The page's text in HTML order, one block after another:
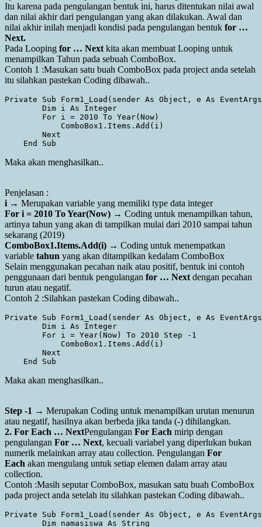
Itu karena pada pengulangan bentuk ini, harus ditentukan nilai awal
dan nilai akhir dari pengulangan yang akan dilakukan. Awal dan
nilai akhir inilah menjadi kondisi pada pengulangan bentuk for …
Next.
Pada Looping for … Next kita akan membuat Looping untuk
menampilkan Tahun pada sebuah ComboBox.
Contoh 1 :Masukan satu buah ComboBox pada project anda setelah
itu silahkan pastekan Coding dibawah..
Private Sub Form1_Load(sender As Object, e As
        Dim i As Integer
        For i = 2010 To Year(Now)
            ComboBox1.Items.Add(i)
        Next
Maka akan menghasilkan..
Penjelasan :
i → Merupakan variable yang memiliki type data integer
For i = 2010 To Year(Now) → Coding untuk menampilkan tahun,
artinya tahun yang akan di tampilkan mulai dari 2010 sampai tahun
sekarang (2019)
ComboBox1.Items.Add(i) → Coding untuk menempatkan
variable tahun yang akan ditampilkan kedalam ComboBox
Selain menggunakan pecahan naik atau positif, bentuk ini contoh
penggunaan dari bentuk pengulangan for … Next dengan pecahan
turun atau negatif.
Contoh 2 :Silahkan pastekan Coding dibawah..
Private Sub Form1_Load(sender As Object, e As
        Dim i As Integer
        For i = Year(Now) To 2010 Step -1
            ComboBox1.Items.Add(i)
        Next
Maka akan menghasilkan..
Step -1 → Merupakan Coding untuk menampilkan urutan menurun
atau negatif, hasilnya akan berbeda jika tanda (-) dihilangkan.
2. For Each … NextPengulangan For Each mirip dengan
pengulangan For … Next, kecuali variabel yang diperlukan bukan
numerik melainkan array atau collection. Pengulangan For
Each akan mengulang untuk setiap elemen dalam array atau
collection.
Contoh :Masih seputar ComboBox, masukan satu buah ComboBox
pada project anda setelah itu silahkan pastekan Coding dibawah..
Private Sub Form1_Load(sender As Object, e As
        Dim namasiswa As String